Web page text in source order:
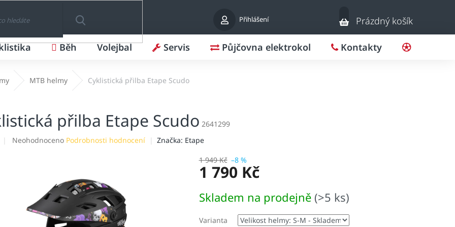
Přihlášení
HLEDAT
Nákupní
košík
Prázdný košík
Běh Volejbal Servis Půjčovna elektrokol Kontakty
MTB helmy Cyklistická přilba Etape Scudo
přilba Etape Scudo 2641299
Průměrné
hvězdiček.
Neohodnoceno Podrobnosti hodnocení Značka: Etape
1 949 Kč –8 %
1 790 Kč
cena:
Skladem na prodejně (>5 ks)
Varianta